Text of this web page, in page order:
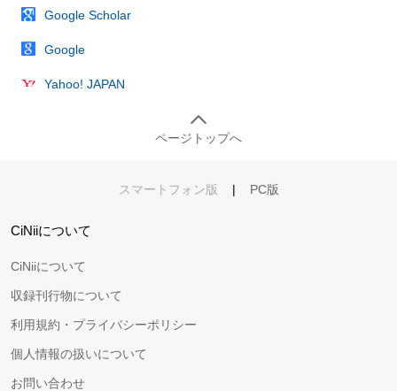
Google Scholar
Google
Yahoo! JAPAN
ページトップへ
スマートフォン版 | PC版
CiNiiについて
CiNiiについて
収録刊行物について
利用規約・プライバシーポリシー
個人情報の扱いについて
お問い合わせ